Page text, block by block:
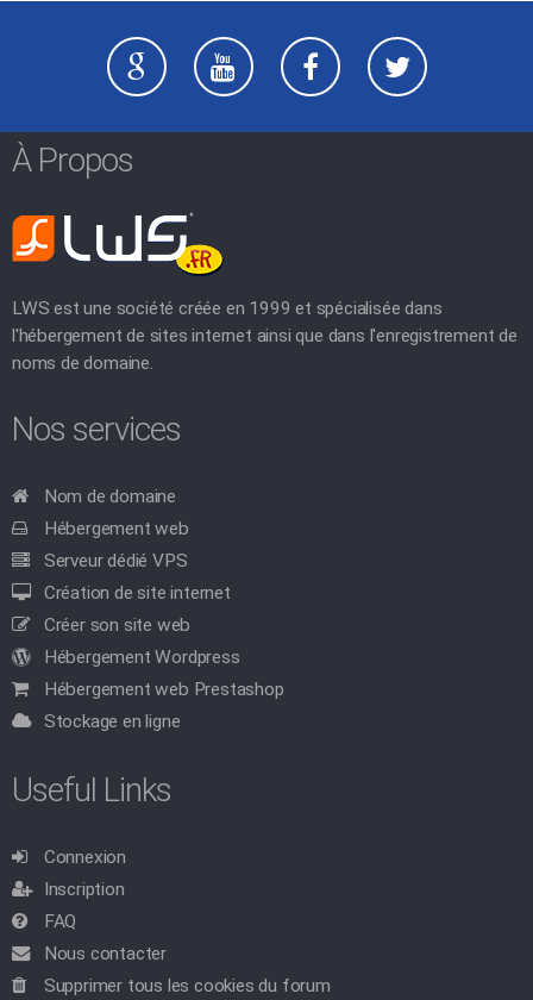
À Propos
LWS est une société créée en 1999 et spécialisée dans
l'hébergement de sites internet ainsi que dans l'enregistrement de
noms de domaine.
Nos services
Nom de domaine
Hébergement web
Serveur dédié VPS
Création de site internet
Créer son site web
Hébergement Wordpress
Hébergement web Prestashop
Stockage en ligne
Useful Links
Connexion
Inscription
FAQ
Nous contacter
Supprimer tous les cookies du forum